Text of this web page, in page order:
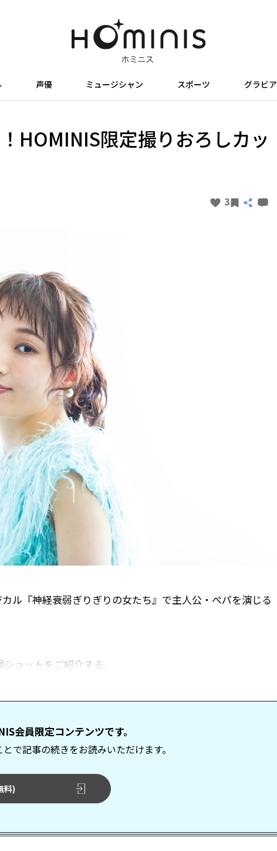
声優 ミュージシャン スポーツ グラビア
HOMINIS限定撮りおろしカッ
3
ル『神経衰弱ぎりぎりの女たち』で主人公・ぺパを演じる
ョットをご紹介する。
会員限定コンテンツです。
で記事の続きをお読みいただけます。
料)